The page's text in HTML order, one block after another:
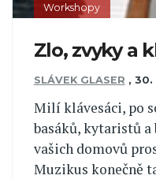
Workshopy
Zlo, zvyky a
SLÁVEK GLASER , 30.
Milí klávesáci, po
basáků, kytaristů
vašich domovů
Muzikus konečně